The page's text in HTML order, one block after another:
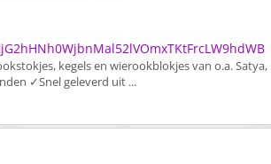
kegels en wierookblokjes van o.a. Satya,
✓Snel geleverd uit ...